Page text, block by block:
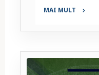
MAI MULT
9/2021"